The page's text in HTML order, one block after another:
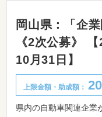
岡山県：「企
《2次公募》
10月31日】
上限金額・助成額：